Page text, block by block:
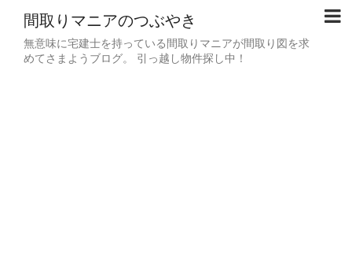
間取りマニアのつぶやき
無意味に宅建士を持っている間取りマニアが間取り図を求
めてさまようブログ。 引っ越し物件探し中！